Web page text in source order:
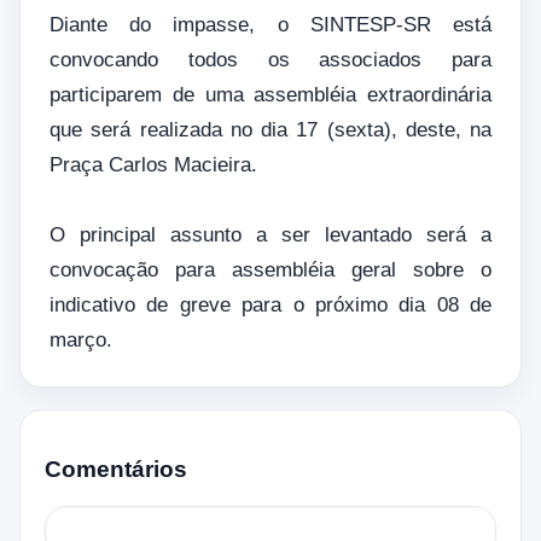
Diante do impasse, o SINTESP-SR está
convocando todos os associados para
participarem de uma assembléia extraordinária
que será realizada no dia 17 (sexta), deste, na
Praça Carlos Macieira.
O principal assunto a ser levantado será a
convocação para assembléia geral sobre o
indicativo de greve para o próximo dia 08 de
março.
Comentários